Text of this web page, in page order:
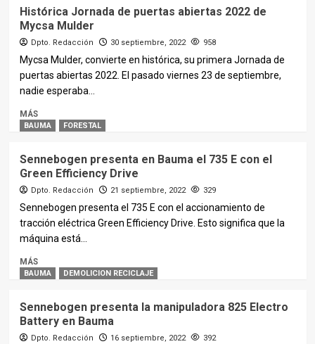
Histórica Jornada de puertas abiertas 2022 de
Mycsa Mulder
Dpto. Redacción 30 septiembre, 2022 958
Mycsa Mulder, convierte en histórica, su primera Jornada de
puertas abiertas 2022. El pasado viernes 23 de septiembre,
nadie esperaba...
MÁS
BAUMA FORESTAL
Sennebogen presenta en Bauma el 735 E con el
Green Efficiency Drive
Dpto. Redacción 21 septiembre, 2022 329
Sennebogen presenta el 735 E con el accionamiento de
tracción eléctrica Green Efficiency Drive. Esto significa que la
máquina está...
MÁS
BAUMA DEMOLICION RECICLAJE
Sennebogen presenta la manipuladora 825 Electro
Battery en Bauma
Dpto. Redacción 16 septiembre, 2022 392